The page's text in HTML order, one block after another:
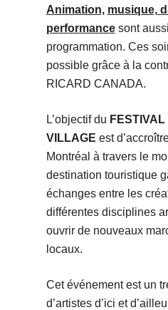
Animation, musique,
performancesont
programmation. Ces
possible grâce à la
RICARD CANADA.
L’objectif du
VILLAGE est
Montréal à travers le
destination touristique
échanges entre les
différentes disciplines
ouvrir de nouveaux
locaux.
Cet événement est un
d’artistes d’ici et